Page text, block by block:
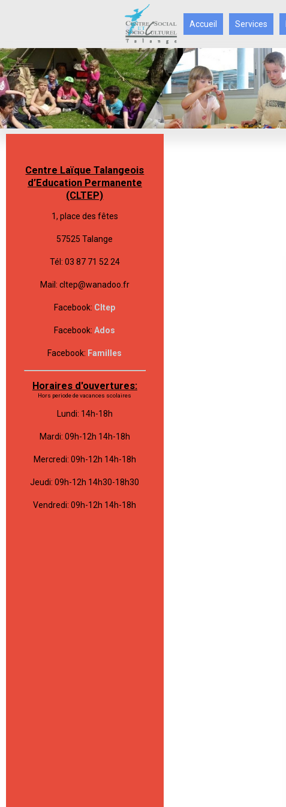
Accueil Services
Centre Laïque Talangeois
d’Education Permanente
(CLTEP)
1, place des fêtes
57525 Talange
Tél: 03 87 71 52 24
Mail: cltep@wanadoo.fr
Facebook: Cltep
Facebook:Ados
Facebook: Familles
Horaires d'ouvertures:
Hors periode de vacances scolaires
Lundi: 14h-18h
Mardi: 09h-12h 14h-18h
Mercredi: 09h-12h 14h-18h
Jeudi: 09h-12h 14h30-18h30
Vendredi: 09h-12h 14h-18h